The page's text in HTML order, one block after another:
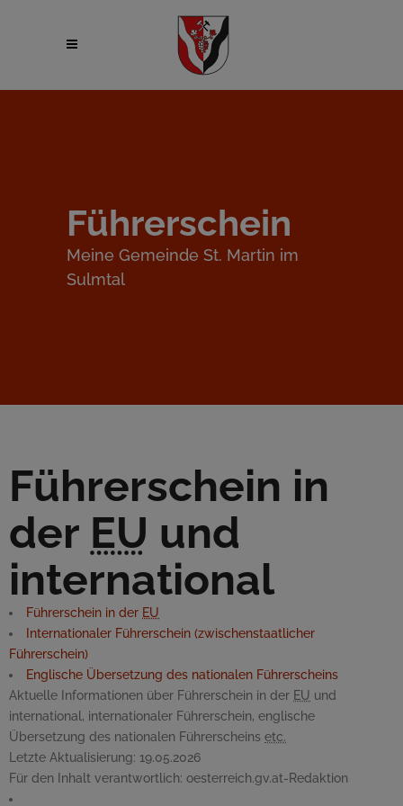
Führerschein
Meine Gemeinde St. Martin im
Sulmtal
Führerschein in
der EU und
international
Führerschein in der EU
Internationaler Führerschein (zwischenstaatlicher
Führerschein)
Englische Übersetzung des nationalen Führerscheins
Aktuelle Informationen über Führerschein in der EU und
international, internationaler Führerschein, englische
Übersetzung des nationalen Führerscheins etc.
Letzte Aktualisierung: 19.05.2026
Für den Inhalt verantwortlich: oesterreich.gv.at-Redaktion